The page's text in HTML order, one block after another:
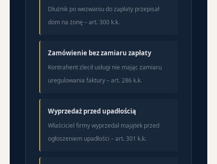
Dłużnik po wezwaniu do zapłaty przepisał
dom na żonę – art. 300 k.k.
Zamówienie bez zamiaru zapłaty
Kontrahent zlecił usługi nie mając zamiaru
uregulowania faktury – art. 286 k.k.
Wyprzedaż przed upadłością
Właściciel firmy wyprzedał majątek przed
ogłoszeniem upadłości – art. 301 k.k.